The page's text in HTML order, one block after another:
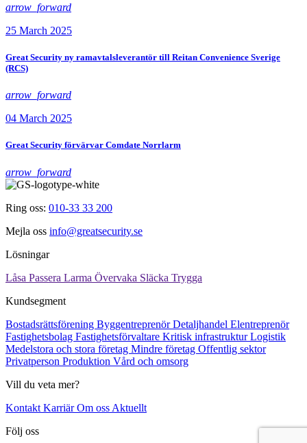
arrow_forward
25 March 2025
Great Security ny ramavtalsleverantör till Reitan Convenience Sverige
(RCS)
arrow_forward
04 March 2025
Great Security förvärvar Comdate Norrlarm
arrow_forward
Ring oss: 010-33 33 200
Mejla oss info@greatsecurity.se
Lösningar
Låsa Passera Larma Övervaka Släcka Trygga
Kundsegment
Bostadsrättsförening ByggentreprenörDetaljhandel Elentreprenör
Fastighetsbolag Fastighetsförvaltare Kritisk infrastrukturLogistik
Medelstora och stora företag Mindre företag Offentlig sektor
Privatperson Produktion Vård och omsorg
Vill du veta mer?
Kontakt KarriärOm oss Aktuellt
Följ oss